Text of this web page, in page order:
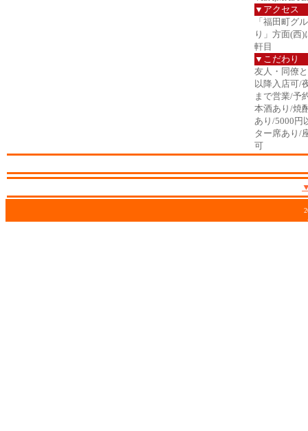
▼アクセス
「福田町グ
り」方面(西
軒目
▼こだわり
友人・同僚
以降入店可/
まで営業/予
本酒あり/焼
あり/5000円
ター席あり/
可